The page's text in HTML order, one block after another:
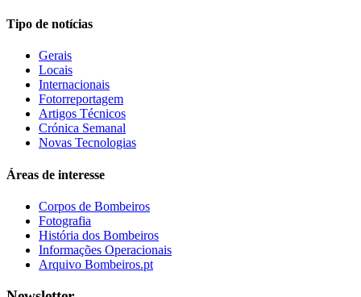
Tipo de notícias
Gerais
Locais
Internacionais
Fotorreportagem
Artigos Técnicos
Crónica Semanal
Novas Tecnologias
Áreas de interesse
Corpos de Bombeiros
Fotografia
História dos Bombeiros
Informações Operacionais
Arquivo Bombeiros.pt